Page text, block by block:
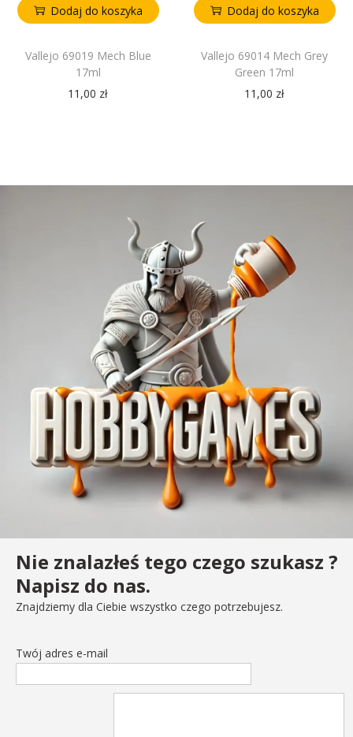
Dodaj do koszyka
Vallejo 69019 Mech Blue
17ml
11,00 zł
Dodaj do koszyka
Vallejo 69014 Mech Grey
Green 17ml
11,00 zł
Nie znalazłeś tego czego szukasz ?
Napisz do nas.
Znajdziemy dla Ciebie wszystko czego potrzebujesz.
Twój adres e-mail